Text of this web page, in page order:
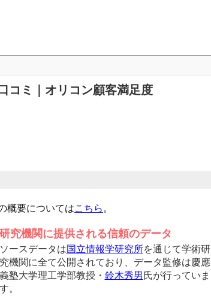
コミ｜オリコン顧客満足度
概要についてはこちら 。
研究機関に提供される信頼のデータ
ソースデータは国立情報学研究所を通じて学術研
究機関に全て公開されており、データ監修は慶應
義塾大学理工学部教授・ 鈴木秀男 氏が行っていま
す。